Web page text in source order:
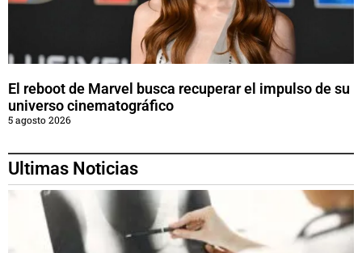
El reboot de Marvel busca recuperar el impulso de su
universo cinematográfico
5 agosto 2026
Ultimas Noticias